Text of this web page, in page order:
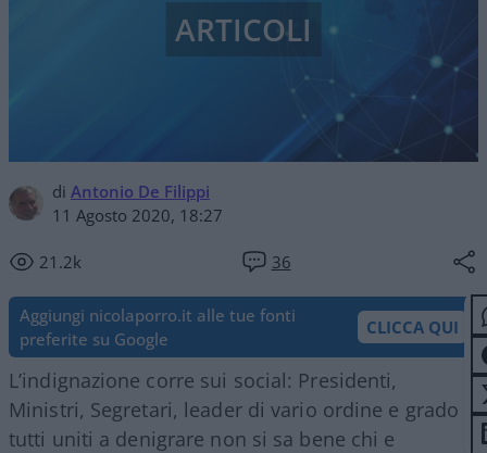
di Antonio De Filippi
11 Agosto 2020, 18:27
21.2k 36
ARTICOLI
Aggiungi nicolaporro.it alle tue fonti
preferite su Google
CLICCA QUI
L’indignazione corre sui social: Presidenti,
Ministri, Segretari, leader di vario ordine e grado
tutti uniti a denigrare non si sa bene chi e